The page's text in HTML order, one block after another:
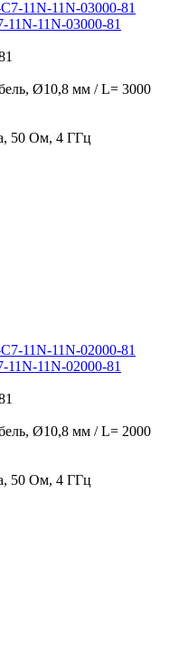
11N-11N-03000-81
Ø10,8 мм / L= 3000
50 Ом, 4 ГГц
11N-11N-02000-81
Ø10,8 мм / L= 2000
50 Ом, 4 ГГц